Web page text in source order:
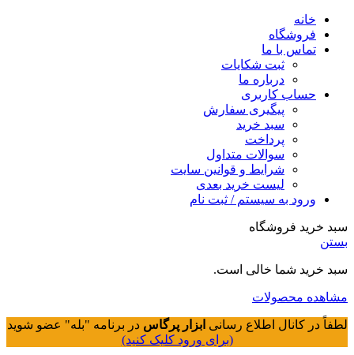
خانه
فروشگاه
تماس با ما
ثبت شکایات
درباره ما
حساب کاربری
پیگیری سفارش
سبد خرید
پرداخت
سوالات متداول
شرایط و قوانین سایت
لیست خرید بعدی
ورود به سیستم / ثبت نام
سبد خرید فروشگاه
بستن
سبد خرید شما خالی است.
مشاهده محصولات
لطفاً در کانال اطلاع رسانی ابزار پرگاس در برنامه "بله" عضو شوید
(برای ورود کلیک کنید)